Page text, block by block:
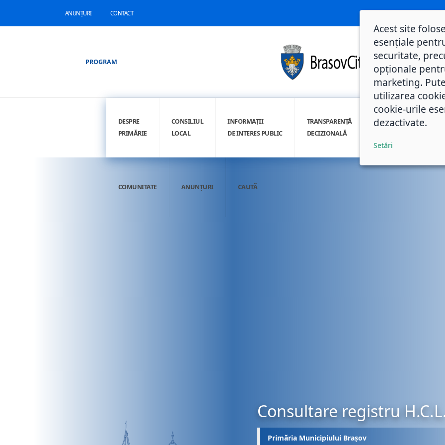
ANUNȚURI CONTACT
PROGRAM
DESPRE
PRIMĂRIE
CONSILIUL
LOCAL
INFORMAȚII
DE INTERES PUBLIC
TRANSPARENȚĂ
DECIZIONALĂ
INTEGRITATE
COMUNITATE ANUNȚURI CAUTĂ
Consultare registru
Primăria Municipiului Brașov
Acest site
esențiale
securitate,
opționale
marketing.
utilizarea
cookie-urile
dezactivate.
Setări